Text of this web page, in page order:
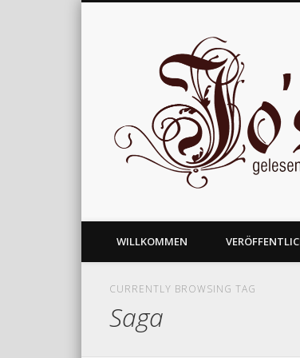
gelesen, geschrieben und nachgedacht
WILLKOMMEN
CURRENTLY BROWSING TAG
Saga